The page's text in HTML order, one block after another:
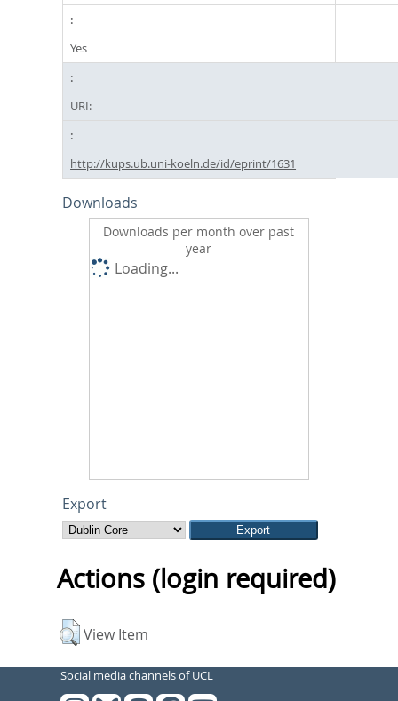
Yes
URI:
http://kups.ub.uni-koeln.de/id/eprint/1631
Downloads
Downloads per month over past
year
Loading...
Export
Actions (login required)
View Item
Social media channels of UCL